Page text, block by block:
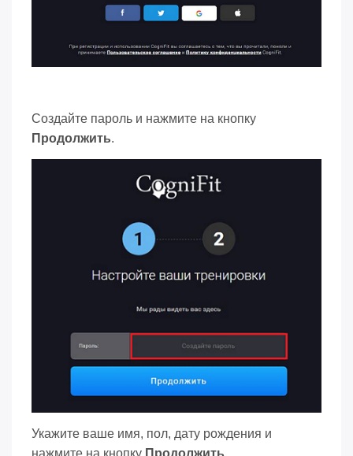
Создайте пароль и нажмите на кнопку
Продолжить.
Укажите ваше имя, пол, дату рождения и